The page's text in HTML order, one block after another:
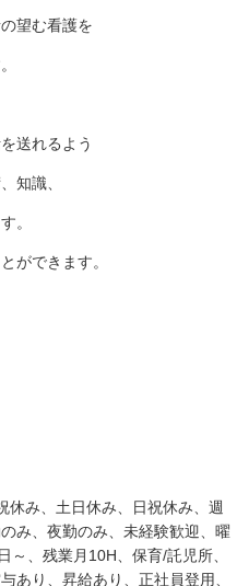
望む看護を
送れるよう
知識、
。
ができます。
休み、土日休み、日祝休み、週
み、夜勤のみ、未経験歓迎、曜
～、残業月10H、保育/託児所、
あり、昇給あり、正社員登用、